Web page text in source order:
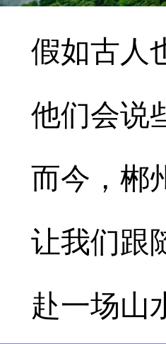
假如古人
他们会说
而今，郴
让我们跟
赴一场山